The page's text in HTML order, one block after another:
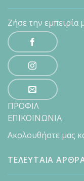
Ζήσε την
ΠΡΟΦΙΛ
ΕΠΙΚΟΙΝΩΝΙΑ
Ακολουθήστε μας
ΤΕΛΕΥΤΑΙΑ